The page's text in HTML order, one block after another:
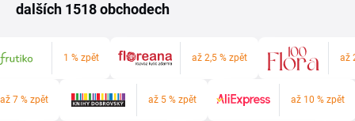
dalších 1518 obchodech
1 % zpět až 2,5 % zpět až
až 7 % zpět až 5 % zpět až 10 % zpět